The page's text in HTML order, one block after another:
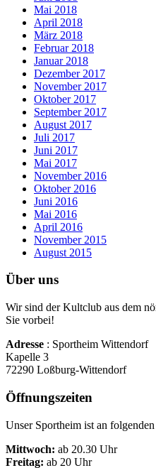
Mai 2018
April 2018
März 2018
Februar 2018
Januar 2018
Dezember 2017
November 2017
Oktober 2017
September 2017
August 2017
Juli 2017
Juni 2017
Mai 2017
November 2016
Oktober 2016
Juni 2016
Mai 2016
April 2016
November 2015
August 2015
Über uns
Wir sind der Kultclub aus dem
Sie vorbei!
Adresse : Sportheim Wittendorf
Kapelle 3
72290 Loßburg-Wittendorf
Öffnungszeiten
Unser Sportheim ist an
Mittwoch: ab 20.30 Uhr
Freitag: ab 20 Uhr